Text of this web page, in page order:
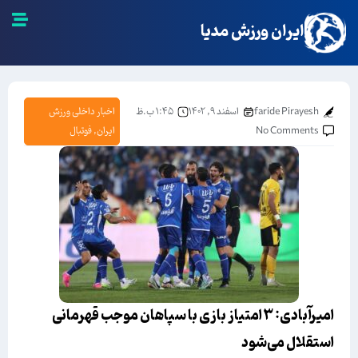
ایران ورزش مدیا
faride Pirayesh اسفند ۹, ۱۴۰۲
۱:۴۵ ب.ظ
No Comments
اخبار داخلی ورزش
ایران,فوتبال
امیرآبادی: ۳ امتیاز بازی با سپاهان موجب قهرمانی
استقلال می‌شود